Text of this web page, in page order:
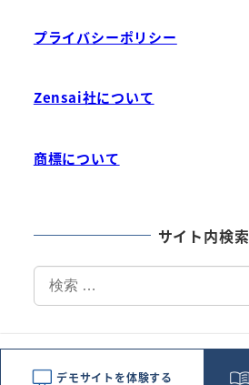
プライバシーポリシー
Zensai社について
商標について
サイト内検索
検
索
デモサイトを体験する